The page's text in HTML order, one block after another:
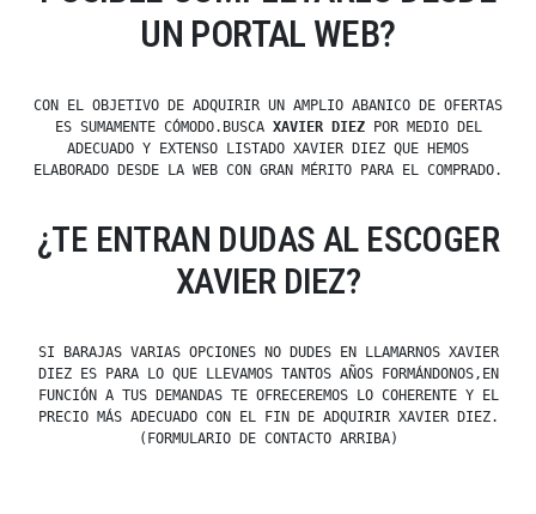
UN PORTAL WEB?
CON EL OBJETIVO DE ADQUIRIR UN AMPLIO ABANICO DE OFERTAS
ES SUMAMENTE CÓMODO.BUSCA XAVIER DIEZPOR MEDIO DEL
ADECUADO Y EXTENSO LISTADO XAVIER DIEZ QUE HEMOS
ELABORADO DESDE LA WEB CON GRAN MÉRITO PARA EL COMPRADO.
¿TE ENTRAN DUDAS AL ESCOGER
XAVIER DIEZ?
SI BARAJAS VARIAS OPCIONES NO DUDES EN LLAMARNOS XAVIER
DIEZ ES PARA LO QUE LLEVAMOS TANTOS AÑOS FORMÁNDONOS,EN
FUNCIÓN A TUS DEMANDAS TE OFRECEREMOS LO COHERENTE Y EL
PRECIO MÁS ADECUADO CON EL FIN DE ADQUIRIR XAVIER DIEZ.
(FORMULARIO DE CONTACTO ARRIBA)